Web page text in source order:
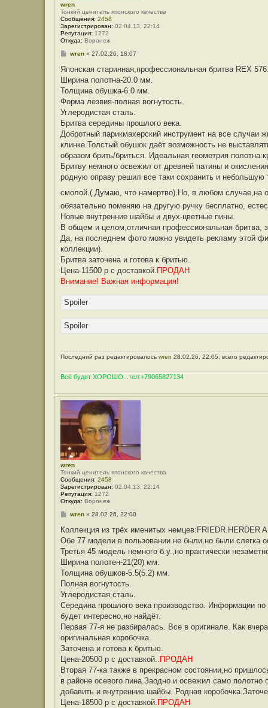
wren
Тонкий ценитель японского качества
Сообщения: 2458
Зарегистрирован: 02.04.13, 22:14
Репутация: 1272
Откуда: Воронеж
С
о
щ
е
и
е
wren» 27.02.26, 18:07
Японская старинная,профессиональная бритва REX
Ширина полотна-20.0 мм.
Толщина обушка-6.0 мм.
Форма лезвия-полная вогнутость.
Углеродистая сталь.
Бритва середины прошлого века.
Добротный парикмахерский инструмент на все случаи
клинке.Толстый обушок даёт возможность не
образом брить/бриться. Идеальная геометрия
Бритву немного освежил от древней патины и
родную оправу решил все таки сохранить и
смолой.( Думаю, что намертво).Но, в любом случае,на
обязательно поменяю на другую ручку бесплатно,
Новые внутренние шайбы и двух-цветные пины.
В общем и целом,отличная профессиональная бритва,
Да, на последнем фото можно увидеть рекламу этой
коллекции).
Бритва заточена и готова к бритью.
Цена-11500 р с доставкой. ПРОДАН
Внимание! Важная информация!
Spoiler
Spoiler
Последний раз редактировалось wren 28.02.26, 22:05, всего
Всё будет ХОРОШО...тел:+79065827134
wren
Тонкий ценитель японского качества
Сообщения: 2458
Зарегистрирован: 02.04.13, 22:14
Репутация: 1272
Откуда: Воронеж
С
о
щ
е
и
е
wren» 28.02.26, 22:00
Коллекция из трёх именитых немцев:FRIEDR.HERDER
Обе 77 модели в пользовании не были,но были слегка
Третья 45 модель немного б.у.,но практически
Ширина полотен-21(20) мм.
Толщина обушков-5.5(5.2) мм.
Полная вогнутость.
Углеродистая сталь.
Середина прошлого века производство. Информации
будет интересно,но найдёт.
Первая 77-я не разбиралась. Все в оригинале. Как
оригинальная коробочка.
Заточена и готова к бритью.
Цена-20500 р с доставкой.. ПРОДАН
Вторая 77-ка также в прекрасном состоянии,но
в районе осевого пина.Заодно и освежил само
добавить и внутренние шайбы. Родная
Цена-18500 р с доставкой. ПРОДАН